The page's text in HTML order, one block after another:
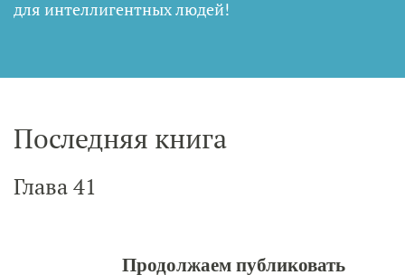
для интеллигентных людей!
Последняя книга
Глава 41
Продолжаем публиковать